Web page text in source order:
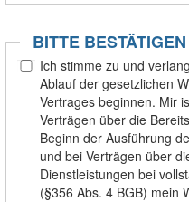
BITTE
Ich stimme zu und
Ablauf der gesetzlichen
Vertrages beginnen. Mir
Verträgen über die
Beginn der Ausführung
und bei Verträgen über
Dienstleistungen bei
(§356 Abs. 4 BGB) mein